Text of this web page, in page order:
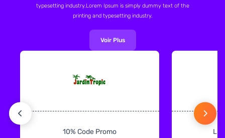
typesetting industry.Lorem Ipsum is simply dummy text of the
printing and typesetting industry.
Voir Plus
10% Code Promo